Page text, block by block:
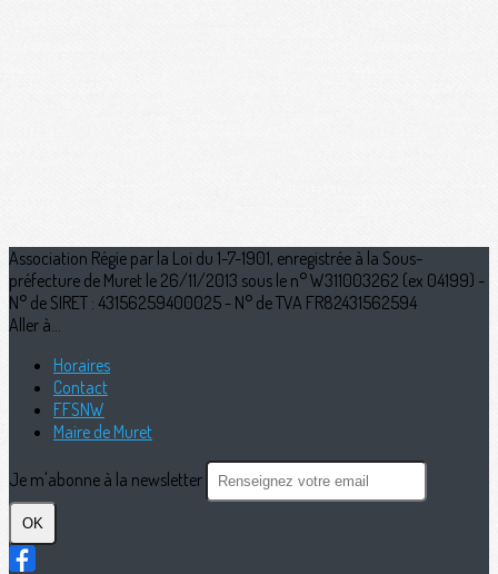
Association Régie par la Loi du 1-7-1901, enregistrée à la Sous-
préfecture de Muret le 26/11/2013 sous le n° W311003262 (ex 04199) -
N° de SIRET : 43156259400025 - N° de TVA FR82431562594
Aller à...
Horaires
Contact
FFSNW
Maire de Muret
Je m'abonne à la newsletter
OK